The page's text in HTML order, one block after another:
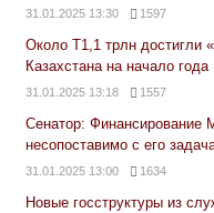
31.01.2025 13:30 1597
Около Т1,1 трлн достигли
Казахстана на начало года
31.01.2025 13:18 1557
Сенатор:
несопоставимо с его
31.01.2025 13:00 1634
Новые госструктуры из